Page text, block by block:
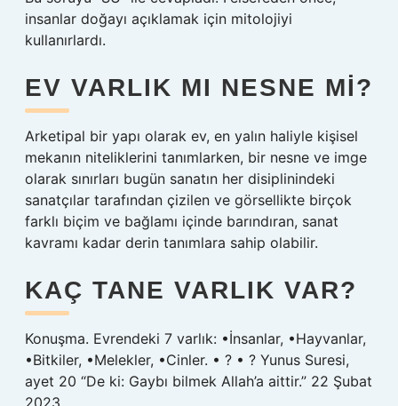
insanlar doğayı açıklamak için mitolojiyi
kullanırlardı.
EV VARLIK MI NESNE MI?
Arketipal bir yapı olarak ev, en yalın haliyle kişisel
mekanın niteliklerini tanımlarken, bir nesne ve imge
olarak sınırları bugün sanatın her disiplinindeki
sanatçılar tarafından çizilen ve görsellikte birçok
farklı biçim ve bağlamı içinde barındıran, sanat
kavramı kadar derin tanımlara sahip olabilir.
KAÇ TANE VARLIK VAR?
Konuşma. Evrendeki 7 varlık: •İnsanlar, •Hayvanlar,
•Bitkiler, •Melekler, •Cinler. • ? • ? Yunus Suresi,
ayet 20 “De ki: Gaybı bilmek Allah’a aittir.” 22 Şubat
2023